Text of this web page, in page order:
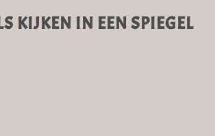
KIJKEN IN EEN SPIEGEL